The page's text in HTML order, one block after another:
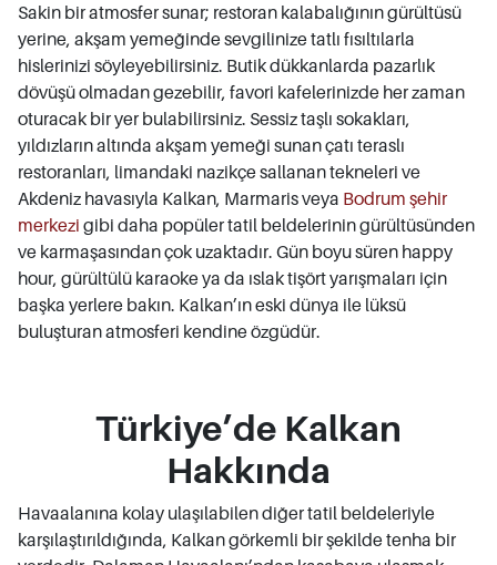
Sakin bir atmosfer sunar; restoran kalabalığının gürültüsü
yerine, akşam yemeğinde sevgilinize tatlı fısıltılarla
hislerinizi söyleyebilirsiniz. Butik dükkanlarda pazarlık
dövüşü olmadan gezebilir, favori kafelerinizde her zaman
oturacak bir yer bulabilirsiniz. Sessiz taşlı sokakları,
yıldızların altında akşam yemeği sunan çatı teraslı
restoranları, limandaki nazikçe sallanan tekneleri ve
Akdeniz havasıyla Kalkan, Marmaris veya Bodrum şehir
merkezi gibi daha popüler tatil beldelerinin gürültüsünden
ve karmaşasından çok uzaktadır. Gün boyu süren happy
hour, gürültülü karaoke ya da ıslak tişört yarışmaları için
başka yerlere bakın. Kalkan’ın eski dünya ile lüksü
buluşturan atmosferi kendine özgüdür.
Türkiye’de Kalkan
Hakkında
Havaalanına kolay ulaşılabilen diğer tatil beldeleriyle
karşılaştırıldığında, Kalkan görkemli bir şekilde tenha bir